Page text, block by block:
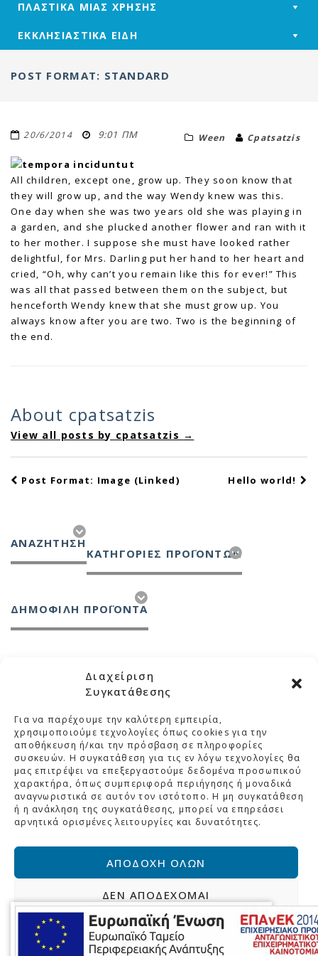
Διαχείριση
Συγκατάθεσης
Για να παρέχουμε την καλύτερη εμπειρία,
χρησιμοποιούμε τεχνολογίες όπως cookies για την
αποθήκευση ή/και την πρόσβαση σε πληροφορίες
συσκευών. Η συγκατάθεση για τις εν λόγω τεχνολογίες θα
μας επιτρέψει να επεξεργαστούμε δεδομένα προσωπικού
χαρακτήρα, όπως συμπεριφορά περιήγησης ή μοναδικά
αναγνωριστικά σε αυτόν τον ιστότοπο. Η μη συγκατάθεση
ή η ανάκληση της συγκατάθεσης, μπορεί να επηρεάσει
αρνητικά ορισμένες λειτουργίες και δυνατότητες.
ΑΠΟΔΟΧΉ ΌΛΩΝ
ΔΕΝ ΑΠΟΔΈΧΟΜΑΙ
ΠΡΟΒΟΛΉ ΠΡΟΤΙΜΉΣΕΩΝ
ΠΛΑΣΤΙΚΑ ΜΙΑΣ ΧΡΗΣΗΣ
ΕΚΚΛΗΣΙΑΣΤΙΚΑ ΕΙΔΗ
POST FORMAT: STANDARD
20/6/2014 9:01 ΠΜ Ween Cpatsatzis
All children, except one, grow up. They soon know that
they will grow up, and the way Wendy knew was this.
One day when she was two years old she was playing in
a garden, and she plucked another flower and ran with it
to her mother. I suppose she must have looked rather
delightful, for Mrs. Darling put her hand to her heart and
cried, “Oh, why can’t you remain like this for ever!” This
was all that passed between them on the subject, but
henceforth Wendy knew that she must grow up. You
always know after you are two. Two is the beginning of
the end.
About cpatsatzis
View all posts by cpatsatzis →
Post
Post Format: Image (Linked) Hello world!
ΑΝΑΖΉΤΗΣΗ
ΚΑΤΗΓΟΡΊΕΣ ΠΡΟΪΌΝΤΩΝ
ΔΗΜΟΦΙΛΗ ΠΡΟΪΟΝΤΑ
ΜΕΛΚΑ
ΚΑΤΗΓΟΡΙΕΣ
ΣΤΟΙΧΕΙΑ ΕΠΙΚΟΙΝΩΝΙΑΣ
ΒΡΕΙΤΕ ΜΑΣ ΣΤΟ ΧΑΡΤΗ
Αρχική
Η Εταιρεία
Πολιτική Προστασίας Δεδομένων
Επικοινωνία
© 2026